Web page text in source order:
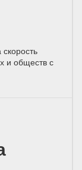
и обществ с